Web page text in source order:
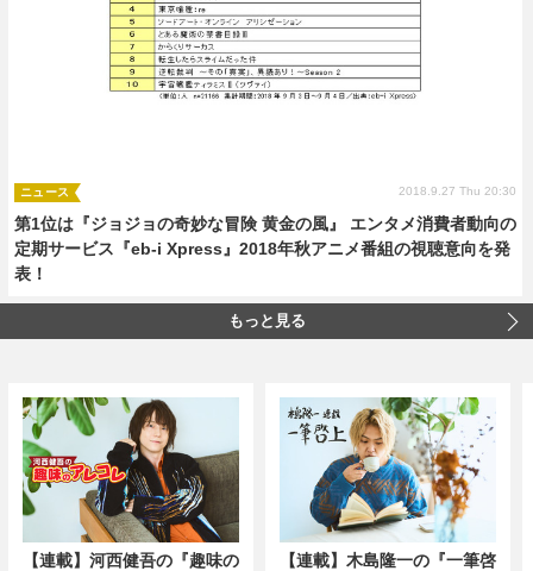
グッズ イベント
声優 コスプレ
ラキりす
番組・動画一覧 ラジオ
動画
連載・ブログ
連載・ブログ一覧 コラム
第1位は『ジョジョの奇妙な冒険 黄金の風』 エンタメ消費者動向の
定期サービス『eb-i Xpress』2018年秋アニメ番組の視聴意向を発
表！
ニュース 2018.9.27 Thu 20:30
もっと見る
【連載】河西健吾の『趣味の
【連載】木島隆一の『一筆啓